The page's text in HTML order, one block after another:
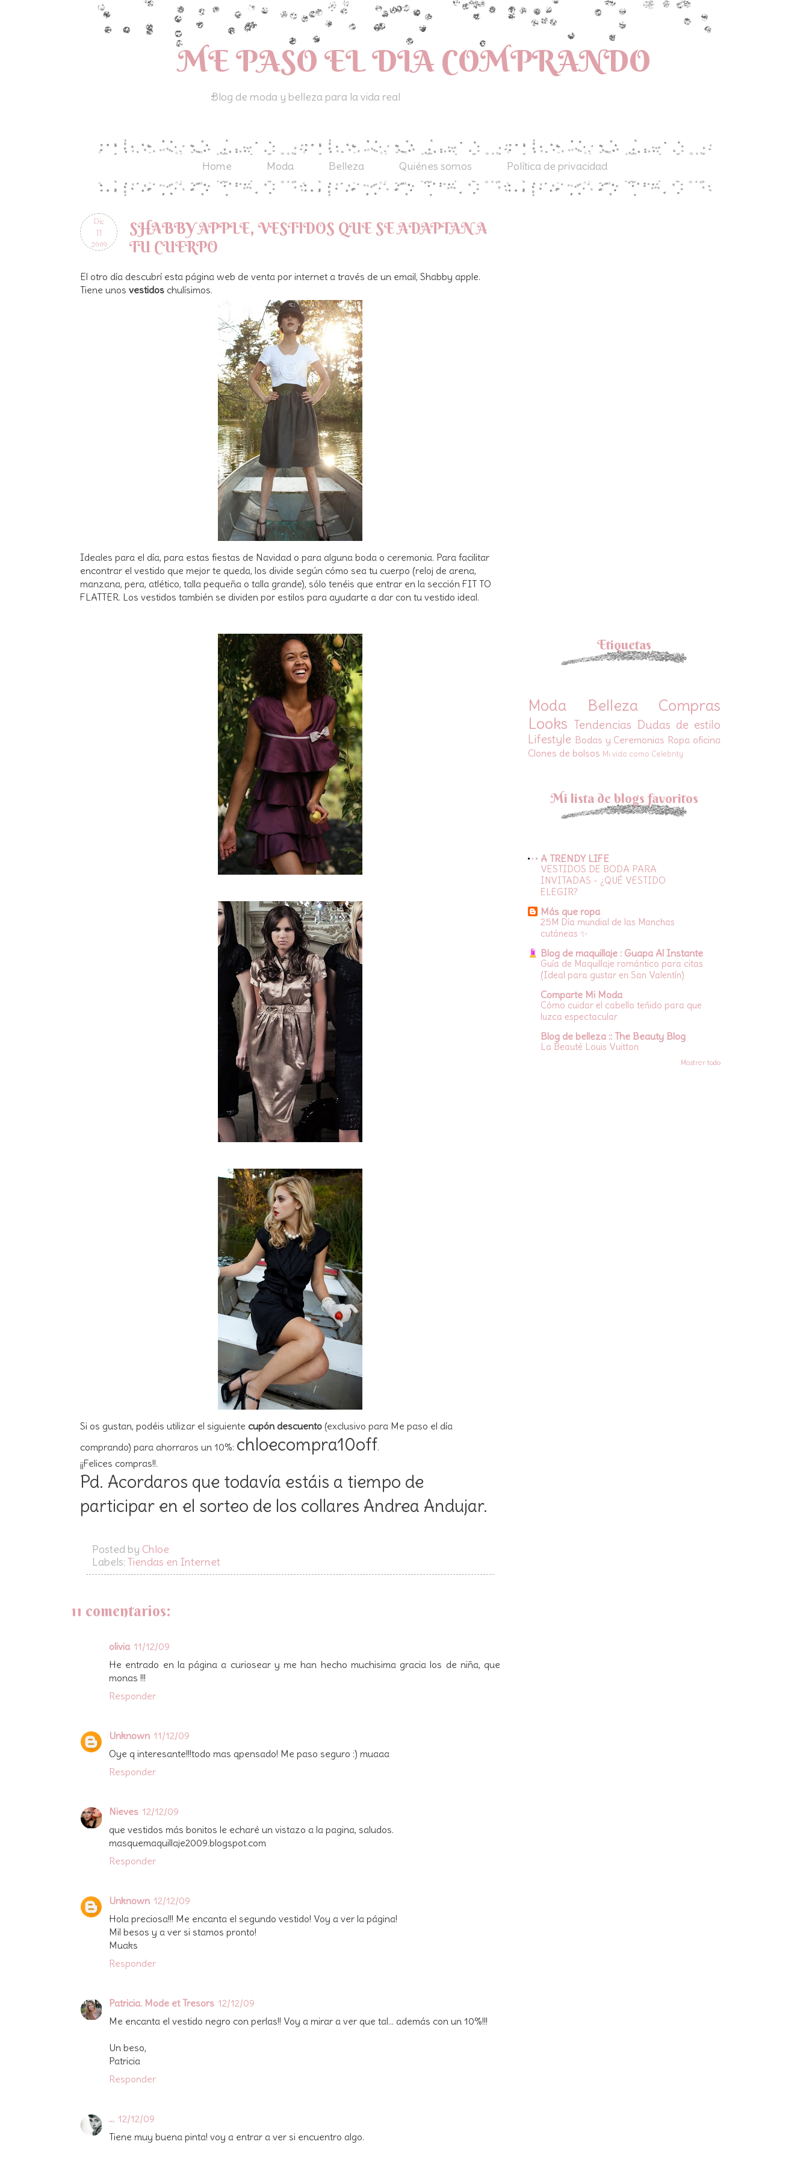
ME PASO EL DIA COMPRANDO
Blog de moda y belleza para la vida real
Home Moda Belleza Quiénes somos Política de privacidad
Dic
11
2009
SHABBY APPLE, VESTIDOS QUE SE ADAPTAN A
TU CUERPO
El otro día descubrí esta página web de venta por internet a través de un email, Shabby apple.
Tiene unos vestidos chulísimos.
Ideales para el día, para estas fiestas de Navidad o para alguna boda o ceremonia. Para facilitar
encontrar el vestido que mejor te queda, los divide según cómo sea tu cuerpo (reloj de arena,
manzana, pera, atlético, talla pequeña o talla grande), sólo tenéis que entrar en la sección FIT TO
FLATTER. Los vestidos también se dividen por estilos para ayudarte a dar con tu vestido ideal.
Si os gustan, podéis utilizar el siguiente cupón descuento (exclusivo para Me paso el día
comprando) para ahorraros un 10%: chloecompra10off.
¡¡Felices compras!!.
Pd. Acordaros que todavía estáis a tiempo de
participar en el sorteo de los collares Andrea Andujar.
Posted by Chloe
Labels: Tiendas en Internet
11 comentarios:
olivia 11/12/09
He entrado en la página a curiosear y me han hecho muchisima gracia los de niña, que
monas !!!
Responder
Unknown 11/12/09
Oye q interesante!!!todo mas qpensado! Me paso seguro :) muaaa
Responder
Nieves 12/12/09
que vestidos más bonitos le echaré un vistazo a la pagina, saludos.
masquemaquillaje2009.blogspot.com
Responder
Unknown 12/12/09
Hola preciosa!!! Me encanta el segundo vestido! Voy a ver la página!
Mil besos y a ver si stamos pronto!
Muaks
Responder
Patricia. Mode et Tresors 12/12/09
Me encanta el vestido negro con perlas!! Voy a mirar a ver que tal... además con un 10%!!!
Un beso,
Patricia
Responder
... 12/12/09
Tiene muy buena pinta! voy a entrar a ver si encuentro algo.
Etiquetas
Moda Belleza
Compras
Looks Tendencias Dudas de estilo
Lifestyle Bodas y Ceremonias Ropa oficina
Clones de bolsos Mi vida como Celebrity
Mi lista de blogs favoritos
A TRENDY LIFE
VESTIDOS DE BODA PARA
INVITADAS - ¿QUÉ VESTIDO
ELEGIR?
Más que ropa
25M Día mundial de las Manchas
cutáneas ✨
Blog de maquillaje : Guapa Al Instante
Guía de Maquillaje romántico para citas
(Ideal para gustar en San Valentín)
Comparte Mi Moda
Cómo cuidar el cabello teñido para que
luzca espectacular
Blog de belleza :: The Beauty Blog
La Beauté Louis Vuitton
Mostrar todo